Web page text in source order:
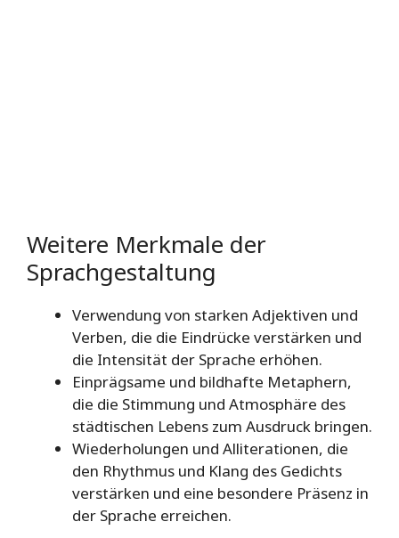
Weitere Merkmale der
Sprachgestaltung
Verwendung von starken Adjektiven und
Verben, die die Eindrücke verstärken und
die Intensität der Sprache erhöhen.
Einprägsame und bildhafte Metaphern,
die die Stimmung und Atmosphäre des
städtischen Lebens zum Ausdruck bringen.
Wiederholungen und Alliterationen, die
den Rhythmus und Klang des Gedichts
verstärken und eine besondere Präsenz in
der Sprache erreichen.